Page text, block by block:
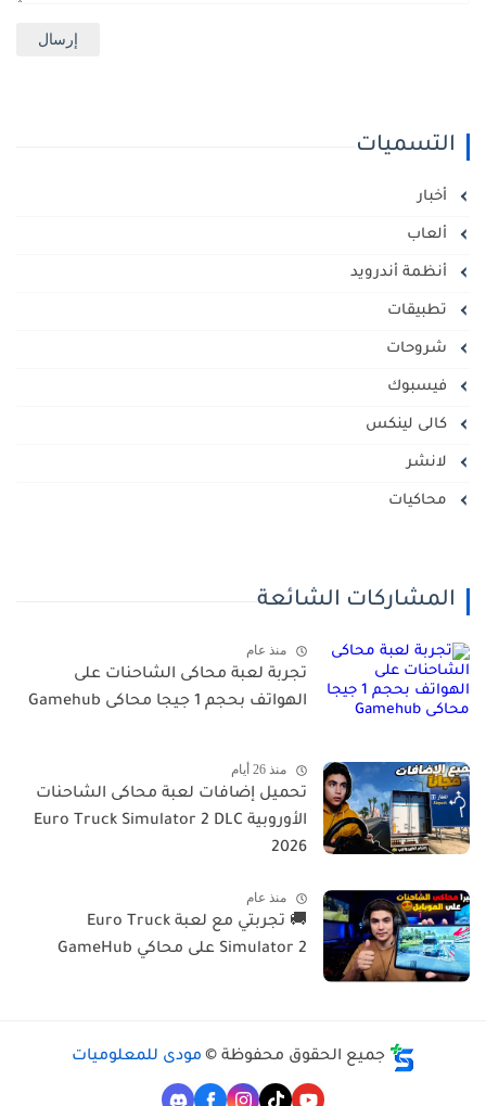
التسميات
أخبار
ألعاب
أنظمة أندرويد
تطبيقات
شروحات
فيسبوك
كالى لينكس
لانشر
محاكيات
المشاركات الشائعة
منذ عام
تجربة لعبة محاكى الشاحنات على
الهواتف بحجم 1 جيجا محاكى Gamehub
منذ 26 أيام
تحميل إضافات لعبة محاكى الشاحنات
الأوروبية Euro Truck Simulator 2 DLC
2026
منذ عام
🚚 تجربتي مع لعبة Euro Truck
Simulator 2 على محاكي GameHub
جميع الحقوق محفوظة © مودى للمعلوميات